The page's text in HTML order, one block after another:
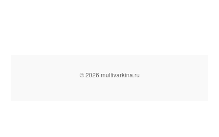
© 2026 multivarkina.ru